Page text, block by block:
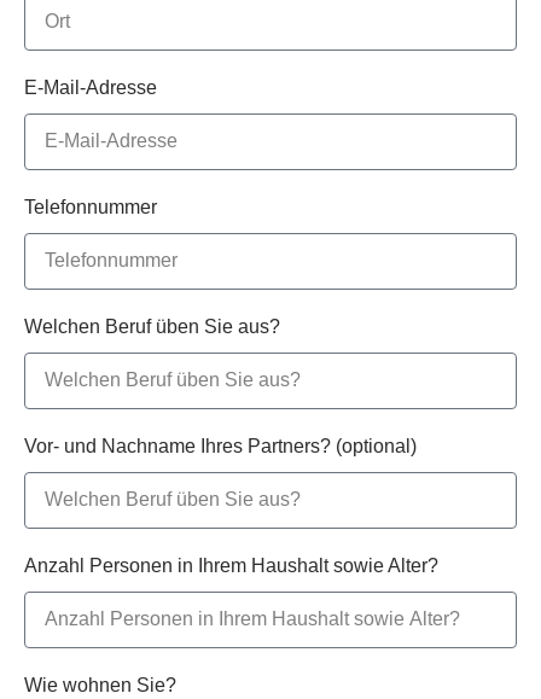
E-Mail-Adresse
Telefonnummer
Welchen Beruf üben Sie aus?
Vor- und Nachname Ihres Partners? (optional)
Anzahl Personen in Ihrem Haushalt sowie Alter?
Wie wohnen Sie?